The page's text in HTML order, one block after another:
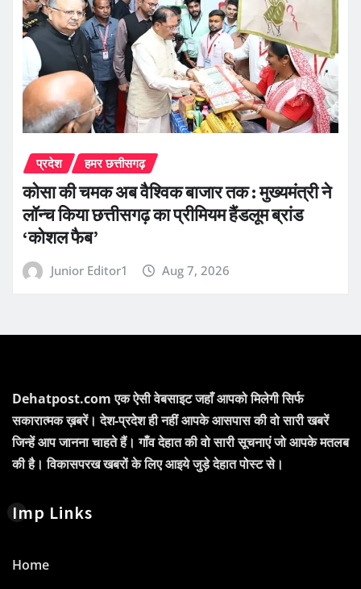
प्रदेश हमर छत्तीसगढ़
कोसा की चमक अब वैश्विक बाजार तक : मुख्यमंत्री ने
लॉन्च किया छत्तीसगढ़ का प्रीमियम हैंडलूम ब्रांड
‘कोशल फैब’
Junior Editor1 Aug 7, 2026
Dehatpost.com एक ऐसी वेबसाइट जहाँ आपको मिलेगी सिर्फ
सकारात्मक ख़बरें। देश-प्रदेश ही नहीं आपके आसपास की वो सारी खबरें
जिन्हें आप जानना चाहते हैं। गाँव देहात की वो सारी सूचनाएं जो आपके मतलब
की है। विकासपरख खबरों के लिए आइये जुड़े देहात पोस्ट से।
Imp Links
Home